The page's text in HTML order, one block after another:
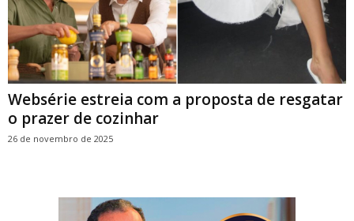
Websérie estreia com a proposta de resgatar
o prazer de cozinhar
26 de novembro de 2025